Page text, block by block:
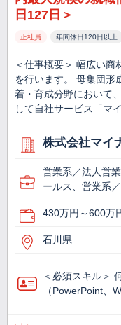
日127日＞
正社員 年間休日120日以上
＜仕事概要＞ 幅広い商
を行います。 母集団形
着・育成分野において
して自社サービス「マ
株式会社マイ
営業系／法人営
ールス、営業系
430万円～600万
石川県
＜必須スキル＞
（PowerPoint、